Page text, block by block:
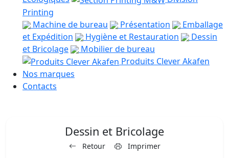
Printing
Machine de bureau
Présentation
Emballage
et Expédition
Hygiène et Restauration
Dessin
et Bricolage
Mobilier de bureau
Produits Clever Akafen
Nos marques
Contacts
Dessin et Bricolage
Retour Imprimer